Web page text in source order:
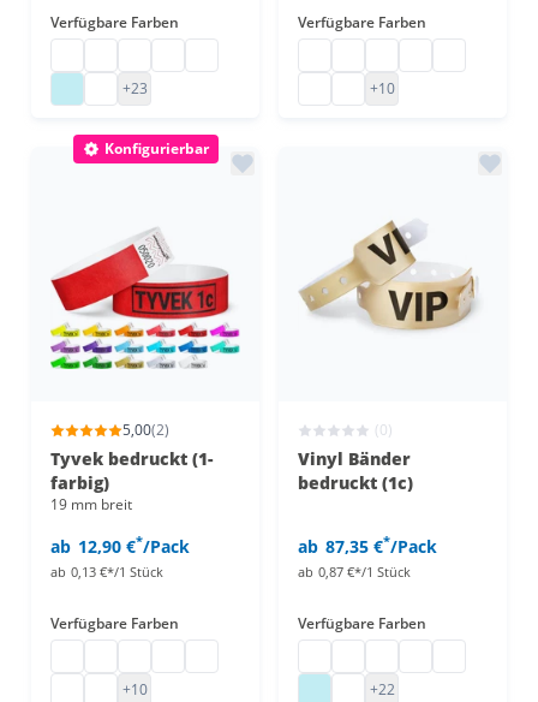
Verfügbare Farben
Plastik Einlassbänder
Plastik Einlassbänder
+23
Verfügbare Farben
Tyvek Bänder unbedruckt
Papier Eintrittsbänder
+10
Konfigurierbar
5,00(2)
Tyvek bedruckt (1-
farbig)
19 mm breit
ab 12,90 €*/Pack
ab 0,13 €*/1 Stück
Verfügbare Farben
Kontrollbändchen 1-farbig bedruckt
Einlassbänder 19 mm
+10
(0)
Vinyl Bänder
bedruckt (1c)
ab 87,35 €*/Pack
ab 0,87 €*/1 Stück
Verfügbare Farben
Vinyl Einlassbänder
Vinyl Einlassbänder
+22